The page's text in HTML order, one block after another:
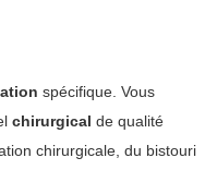
spécifique. Vous
chirurgical de qualité
chirurgicale, du bistouri